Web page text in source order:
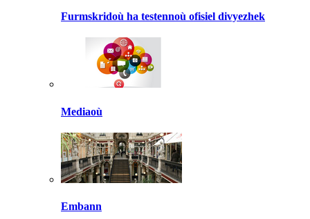
Furmskridoù ha testennoù ofisiel divyezhek
Mediaoù
Embann